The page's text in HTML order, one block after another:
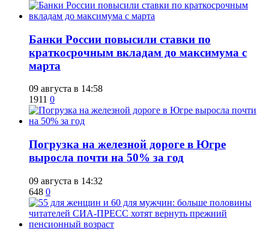
​Банки России повысили ставки по
краткосрочным вкладам до максимума с
марта
09 августа в 14:58
1911 0
​Погрузка на железной дороге в Югре
выросла почти на 50% за год
09 августа в 14:32
648 0